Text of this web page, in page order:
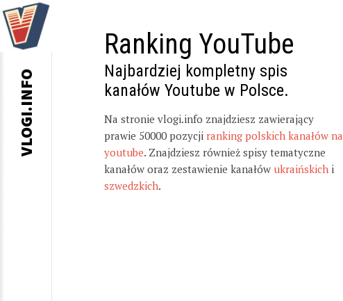
Ranking YouTube
Najbardziej kompletny spis
kanałów Youtube w Polsce.
Na stronie vlogi.info znajdziesz zawierający
prawie 50000 pozycji ranking polskich kanałów na
youtube. Znajdziesz również spisy tematyczne
kanałów oraz zestawienie kanałów ukraińskich i
szwedzkich.
VLOGI.INFO